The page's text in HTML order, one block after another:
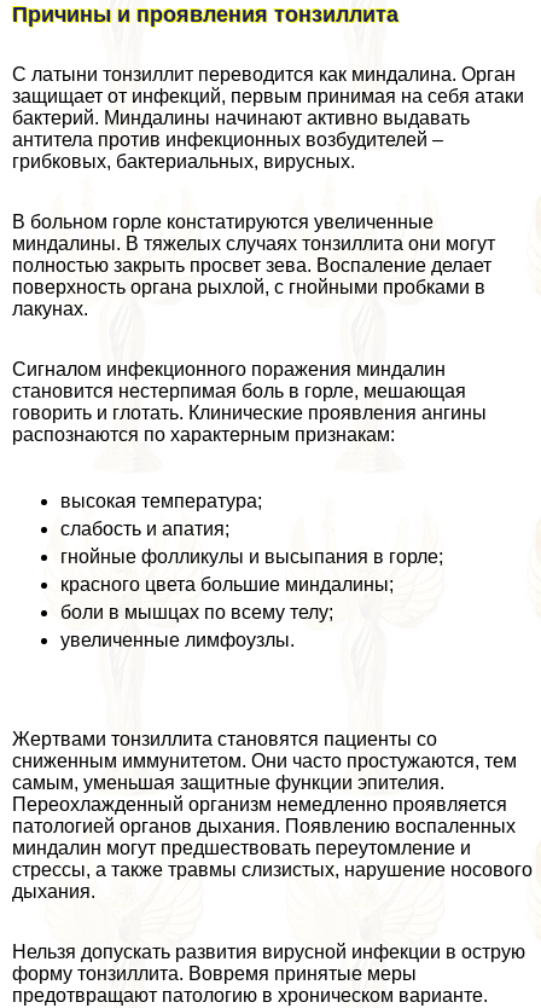
Причины и проявления тонзиллита
С латыни тонзиллит переводится как миндалина. Орган
защищает от инфекций, первым принимая на себя атаки
бактерий. Миндалины начинают активно выдавать
антитела против инфекционных возбудителей –
грибковых, бактериальных, вирусных.
В больном горле констатируются увеличенные
миндалины. В тяжелых случаях тонзиллита они могут
полностью закрыть просвет зева. Воспаление делает
поверхность органа рыхлой, с гнойными пробками в
лакунах.
Сигналом инфекционного поражения миндалин
становится нестерпимая боль в горле, мешающая
говорить и глотать. Клинические проявления ангины
распознаются по хаpaктерным признакам:
высокая температура;
слабость и апатия;
гнойные фолликулы и высыпания в горле;
красного цвета большие миндалины;
боли в мышцах по всему телу;
увеличенные лимфоузлы.
Жертвами тонзиллита становятся пациенты со
сниженным иммунитетом. Они часто простужаются, тем
самым, уменьшая защитные функции эпителия.
Переохлажденный организм немедленно проявляется
патологией органов дыхания. Появлению воспаленных
миндалин могут предшествовать переутомление и
стрессы, а также травмы слизистых, нарушение носового
дыхания.
Нельзя допускать развития вирусной инфекции в острую
форму тонзиллита. Вовремя принятые меры
предотвращают патологию в хроническом варианте.